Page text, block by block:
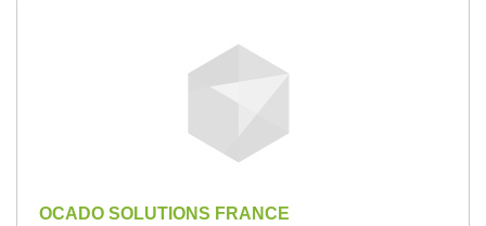
OCADO SOLUTIONS FRANCE